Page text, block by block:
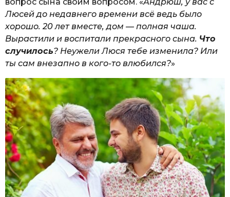
Люсей до недавнего времени всё ведь было
хорошо. 20 лет вместе, дом — полная чаша.
Вырастили и воспитали прекрасного сына. Что
случилось? Неужели Люся тебе изменила? Или
ты сам внезапно в кого-то влюбился?»